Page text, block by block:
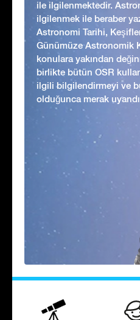
ile ilgilenmektedir.
ilgilenmek ile beraber
Astronomi Tarihi,
Günümüze Astronomik
konulara yakından
birlikte bütün OSR
ilgili bilgilendirmeyi ve
olduğunca merak